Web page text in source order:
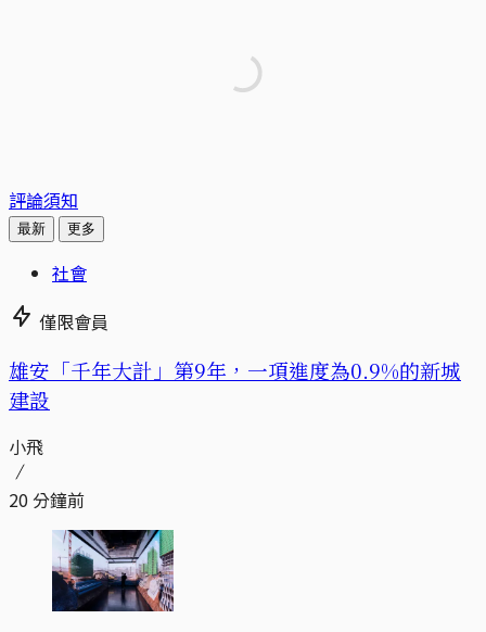
評論須知
最新 更多
社會
僅限會員
​​雄安「千年大計」第9年，一項進度為0.9%的新城
建設
小飛
20 分鐘前